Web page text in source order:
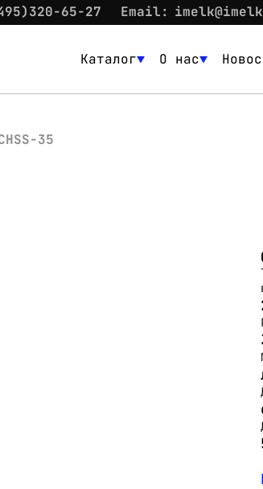
65-27 Email:
Каталог О нас
35